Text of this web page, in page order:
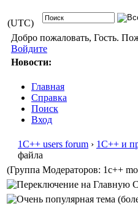
(UTC)
Добро пожаловать, Гость.
Войдите
Новости:
Главная
Справка
Поиск
Вход
1С++ users forum › 1С++ и
файла
(Группа Модераторов: 1c++